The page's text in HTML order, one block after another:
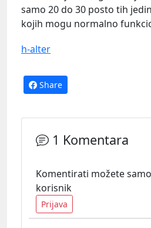
samo 20 do 30 posto tih
kojih mogu normalno
h-alter
Share
1 Komentara
Komentirati možete
korisnik
Prijava